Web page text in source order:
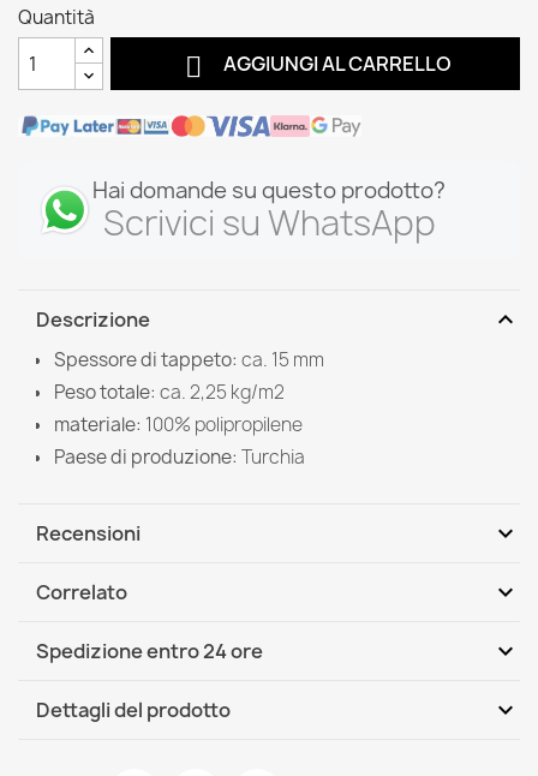
Quantità
 AGGIUNGI AL CARRELLO
Hai domande su questo prodotto?
Scrivici su WhatsApp
Descrizione expand_more
Spessore di tappeto: ca. 15 mm
Peso totale: ca. 2,25 kg/m2
materiale: 100% polipropilene
Paese di produzione: Turchia
Recensioni expand_more
Correlato expand_more
Spedizione entro 24 ore expand_more
DHL / GLS International
Dettagli del prodotto expand_more